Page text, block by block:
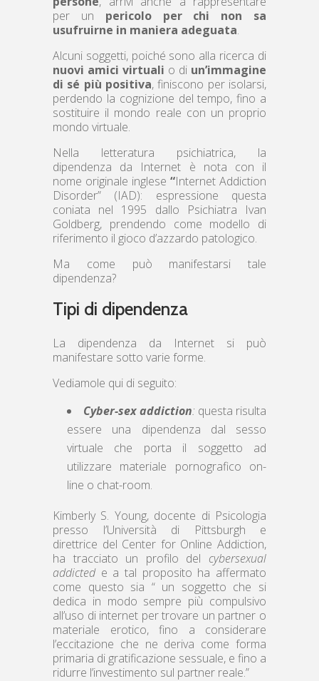
per un pericolo per chi non sa
usufruirne in maniera adeguata.
Alcuni soggetti, poiché sono alla ricerca di
nuovi amici virtuali o di un’immagine
di sé più positiva, finiscono per isolarsi,
perdendo la cognizione del tempo, fino a
sostituire il mondo reale con un proprio
mondo virtuale.
Nella letteratura psichiatrica, la
dipendenza da Internet è nota con il
nome originale inglese “Internet Addiction
Disorder” (IAD): espressione questa
coniata nel 1995 dallo Psichiatra Ivan
Goldberg, prendendo come modello di
riferimento il gioco d’azzardo patologico.
Ma come può manifestarsi tale
dipendenza?
Tipi di dipendenza
La dipendenza da Internet si può
manifestare sotto varie forme.
Vediamole qui di seguito:
Cyber-sex addiction: questa risulta
essere una dipendenza dal sesso
virtuale che porta il soggetto ad
utilizzare materiale pornografico on-
line o chat-room.
Kimberly S. Young, docente di Psicologia
presso l’Università di Pittsburgh e
direttrice del Center for Online Addiction,
ha tracciato un profilo del cybersexual
addictede a tal proposito ha affermato
come questo sia “ un soggetto che si
dedica in modo sempre più compulsivo
all’uso di internet per trovare un partner o
materiale erotico, fino a considerare
l’eccitazione che ne deriva come forma
primaria di gratificazione sessuale, e fino a
ridurre l’investimento sul partner reale.”